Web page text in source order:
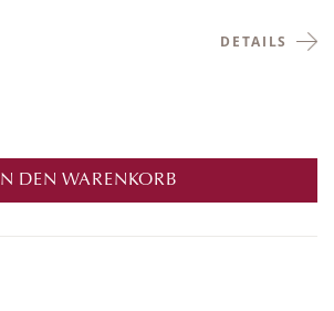
DETAILS
IN DEN WARENKORB